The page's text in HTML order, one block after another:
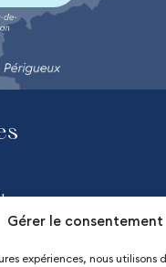
Gérer le consentement
expériences, nous utilisons